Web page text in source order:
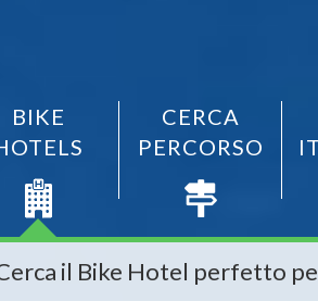
BIKE
CERCA
PERCORSO
il Bike Hotel perfetto